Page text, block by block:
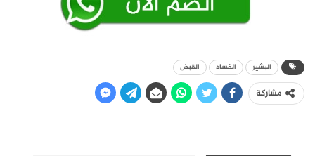
البشير الفساد القبض
مشاركة